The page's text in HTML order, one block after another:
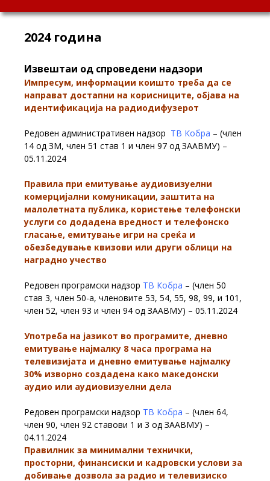
2024 година
Извештаи од спроведени надзори
Импресум, информации коишто треба да се
направат достапни на корисниците, објава на
идентификација на радиодифузерот
Редовен административен надзор ТВ Кобра – (член
14 од ЗМ, член 51 став 1 и член 97 од ЗААВМУ) –
05.11.2024
Правила при емитување аудиовизуелни
комерцијални комуникации, заштита на
малолетната публика, користење телефонски
услуги со додадена вредност и телефонско
гласање, емитување игри на среќа и
обезбедување квизови или други облици на
наградно учество
Редовен програмски надзор ТВ Кобра – (член 50
став 3, член 50-а, членовите 53, 54, 55, 98, 99, и 101,
член 52, член 93 и член 94 од ЗААВМУ) – 05.11.2024
Употреба на јазикот во програмите, дневно
емитување најмалку 8 часа програма на
телевизијата и дневно емитување најмалку
30% изворно создадена како македонски
аудио или аудиовизуелни дела
Редовен програмски надзор ТВ Кобра – (член 64,
член 90, член 92 ставови 1 и 3 од ЗААВМУ) –
04.11.2024
Правилник за минимални технички,
просторни, финансиски и кадровски услови за
добивање дозвола за радио и телевизиско